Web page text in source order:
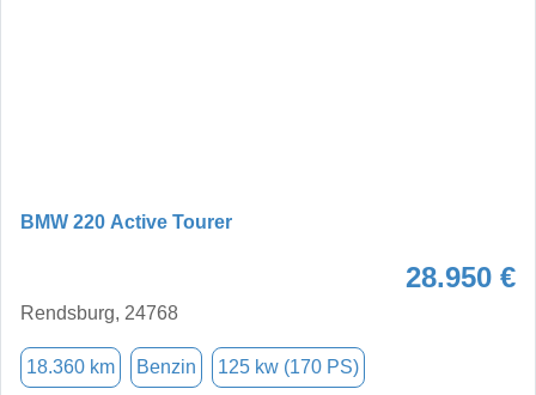
BMW 220 Active Tourer
28.950 €
Rendsburg, 24768
18.360 km Benzin 125 kw (170 PS)